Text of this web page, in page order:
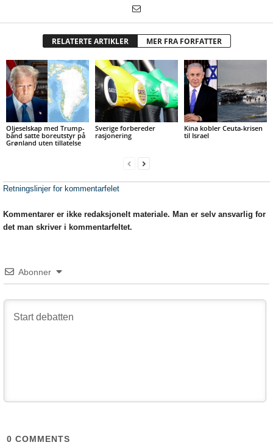
RELATERTE ARTIKLER MER FRA FORFATTER
Oljeselskap med Trump-
bånd satte boreutstyr på
Grønland uten tillatelse
Sverige forbereder
rasjonering
Kina kobler Ceuta-krisen
til Israel
Retningslinjer for kommentarfelet
Kommentarer er ikke redaksjonelt materiale. Man er selv ansvarlig for
det man skriver i kommentarfeltet.
Abonner
0 COMMENTS